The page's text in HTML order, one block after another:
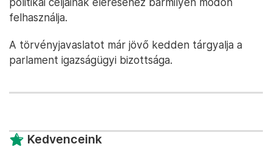
felhasználja.
A törvényjavaslatot már jövő kedden tárgyalja a
parlament igazságügyi bizottsága.
Kedvenceink